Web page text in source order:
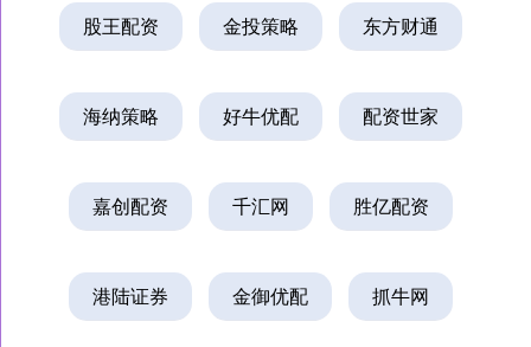
股王配资 金投策略 东方财通
海纳策略 好牛优配 配资世家
嘉创配资 千汇网 胜亿配资
港陆证券 金御优配 抓牛网